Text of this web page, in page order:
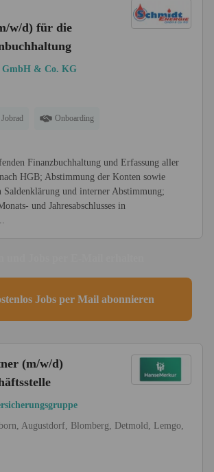
w/d) für die
GmbH & Co. KG
Jobrad Onboarding
Finanzbuchhaltung und Erfassung aller
HGB; Abstimmung der Konten sowie
und interner Abstimmung;
und Jahresabschlusses in
Jobs per Mail abonnieren
(m/w/d)
Augustdorf, Blomberg, Detmold, Lemgo,